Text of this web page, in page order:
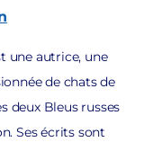
une autrice, une
de chats de
deux Bleus russes
Ses écrits sont